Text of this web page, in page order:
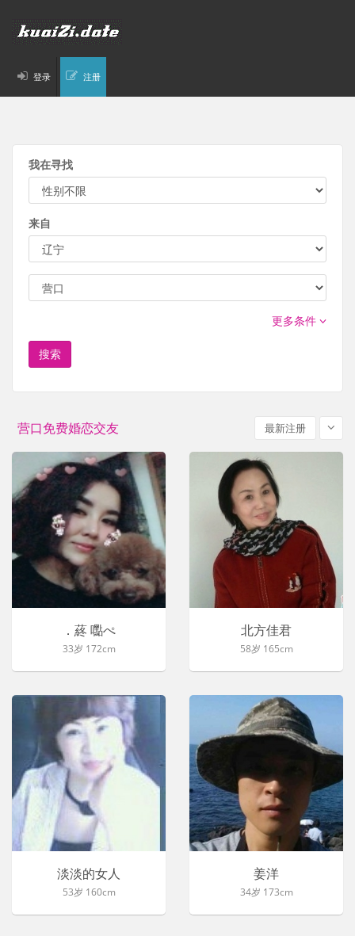
登录 注册
我在寻找
来自
更多条件
搜索
营口免费婚恋交友 最新注册
．蔠 嚸ぺ
33岁 172cm
北方佳君
58岁 165cm
淡淡的女人
53岁 160cm
姜洋
34岁 173cm